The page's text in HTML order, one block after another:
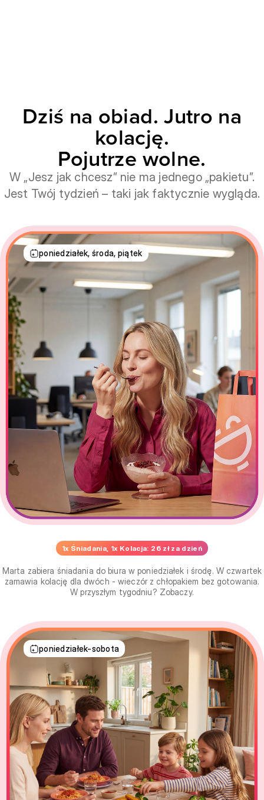
Dziś na obiad. Jutro na
kolację.
Pojutrze wolne.
W „Jesz jak chcesz” nie ma jednego „pakietu”.
Jest Twój tydzień – taki jak faktycznie wygląda.
poniedziałek, środa, piątek
1x Śniadania, 1x Kolacja: 26 zł za dzień
Marta zabiera śniadania do biura w poniedziałek i środę. W czwartek
zamawia kolację dla dwóch - wieczór z chłopakiem bez gotowania.
W przyszłym tygodniu? Zobaczy.
poniedziałek-sobota